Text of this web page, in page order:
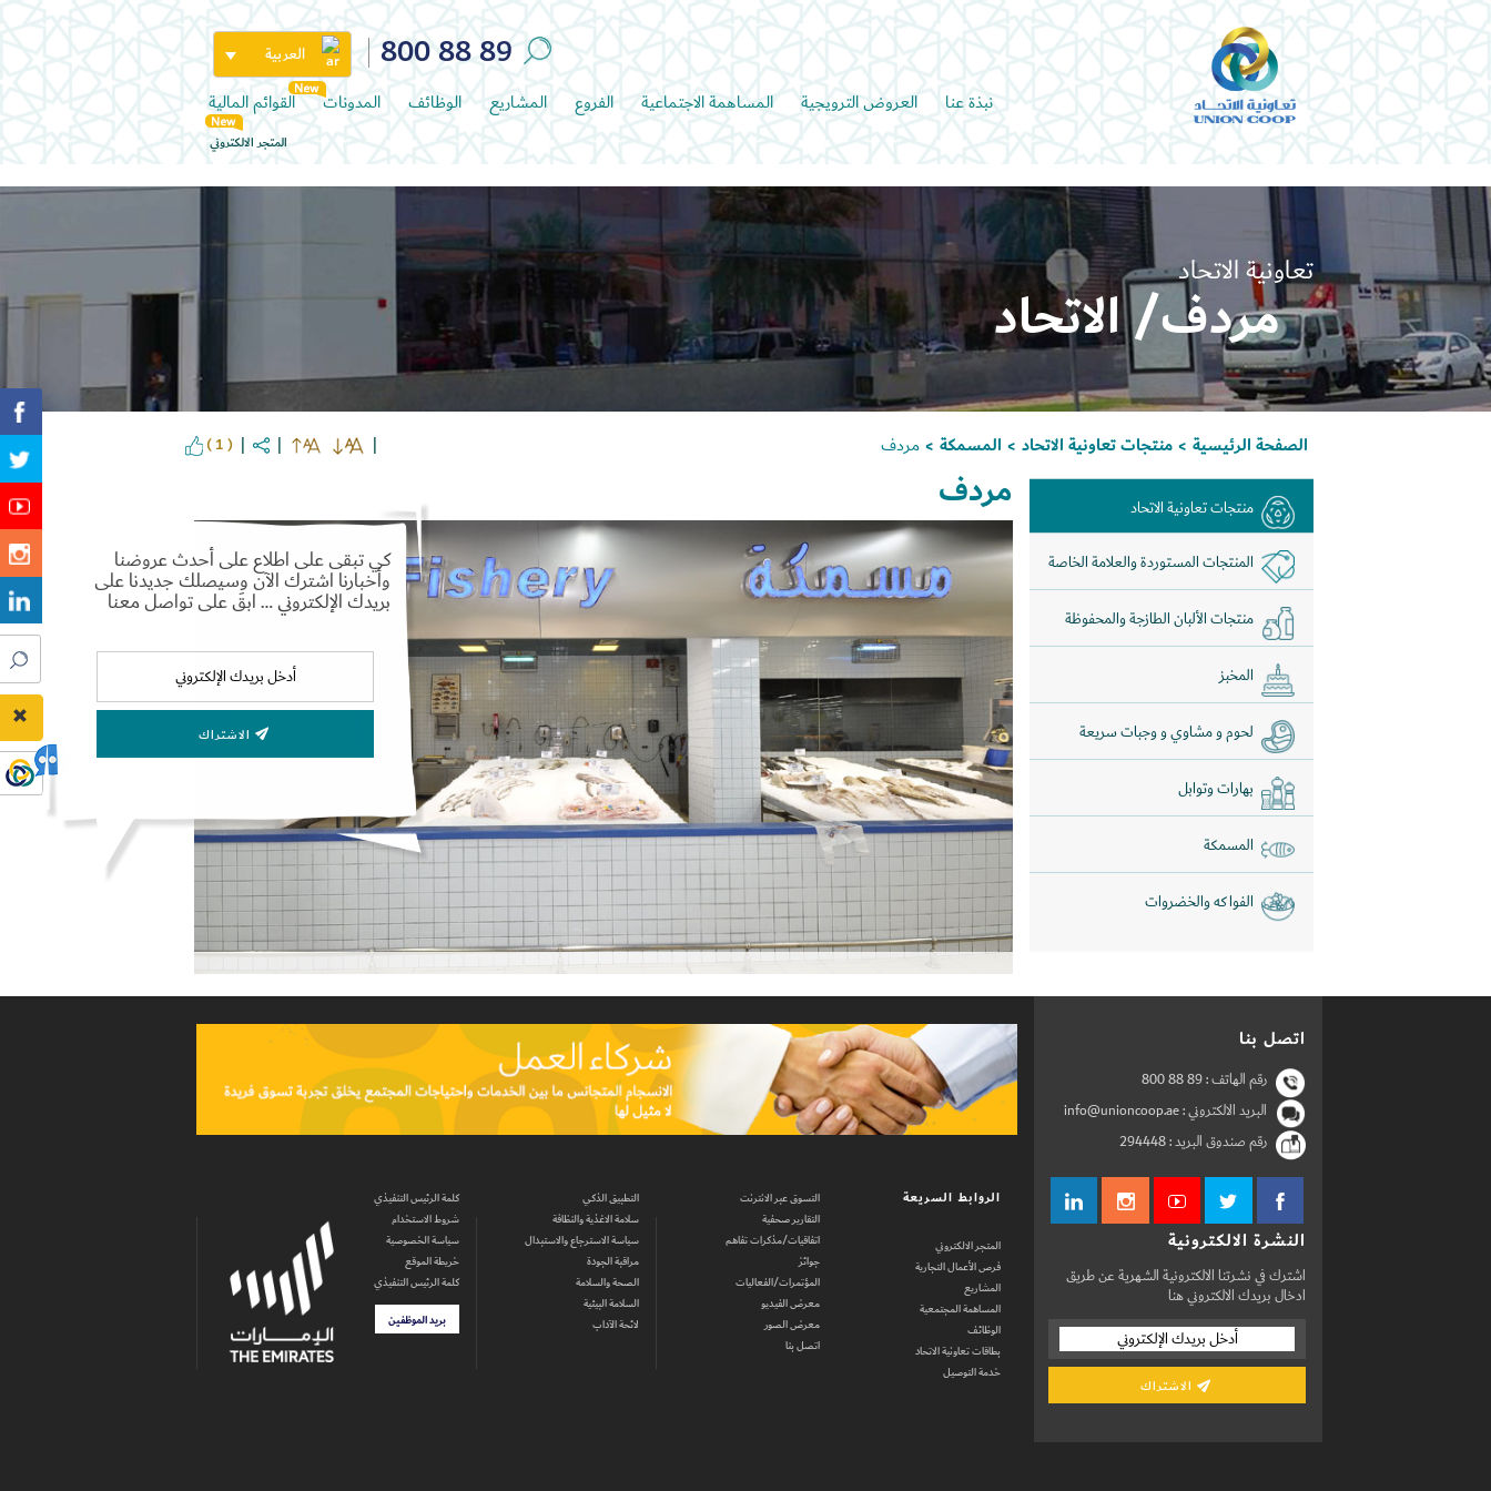
800 88 89 العربية
نبذة عنا العروض الترويجية المساهمة الاجتماعية الفروع المشاريع الوظائف المدونات القوائم المالية
المتجر الالكتروني
تعاونية الاتحاد
مردف/ الاتحاد
الصفحة الرئيسية > منتجات تعاونية الاتحاد > المسمكة > مردف ( 1 )
مردف منتجات تعاونية الاتحاد
المنتجات المستوردة والعلامة الخاصة
منتجات الألبان الطازجة والمحفوظة
المخبز
لحوم و مشاوي و وجبات سريعة
بهارات وتوابل
المسمكة
الفواكه والخضروات
اتصل بنا
رقم الهاتف :800 88 89
البريد الالكتروني : info@unioncoop.ae
رقم صندوق البريد :294448
النشرة الالكترونية
اشترك في نشرتنا الالكترونية الشهرية عن طريق
ادخال بريدك الالكتروني هنا
الروابط السريعة
المتجر الالكتروني
فرص الأعمال التجارية
المشاريع
المساهمة المجتمعية
الوظائف
بطاقات تعاونية الاتحاد
خدمة التوصيل
التسوق عبر الانترنت
التقارير صحفية
اتفاقيات/مذكرات تفاهم
جوائز
المؤتمرات/الفعاليات
معرض الفيديو
معرض الصور
اتصل بنا
التطبيق الذكي
سلامة الاغذية والنظافة
سياسة الاسترجاع والاستبدال
مراقبة الجودة
الصحة والسلامة
السلامة البيئية
لائحة الآداب
كلمة الرئيس التنفيذي
شروط الاستخدام
سياسة الخصوصية
خريطة الموقع
كلمة الرئيس التنفيذي
بريد الموظفين
كي تبقى على اطلاع على أحدث عروضنا
وأخبارنا اشترك الآن وسيصلك جديدنا على
بريدك الإلكتروني … ابقَ على تواصل معنا
Set Youtube Channel ID